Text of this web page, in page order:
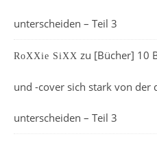
unterscheiden – Teil 3
RoXXie SiXX zu [Bücher] 10
und -cover sich stark von der
unterscheiden – Teil 3